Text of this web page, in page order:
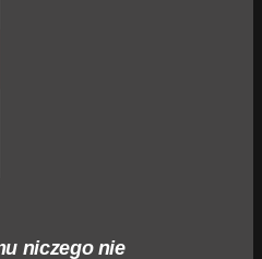
niczego nie